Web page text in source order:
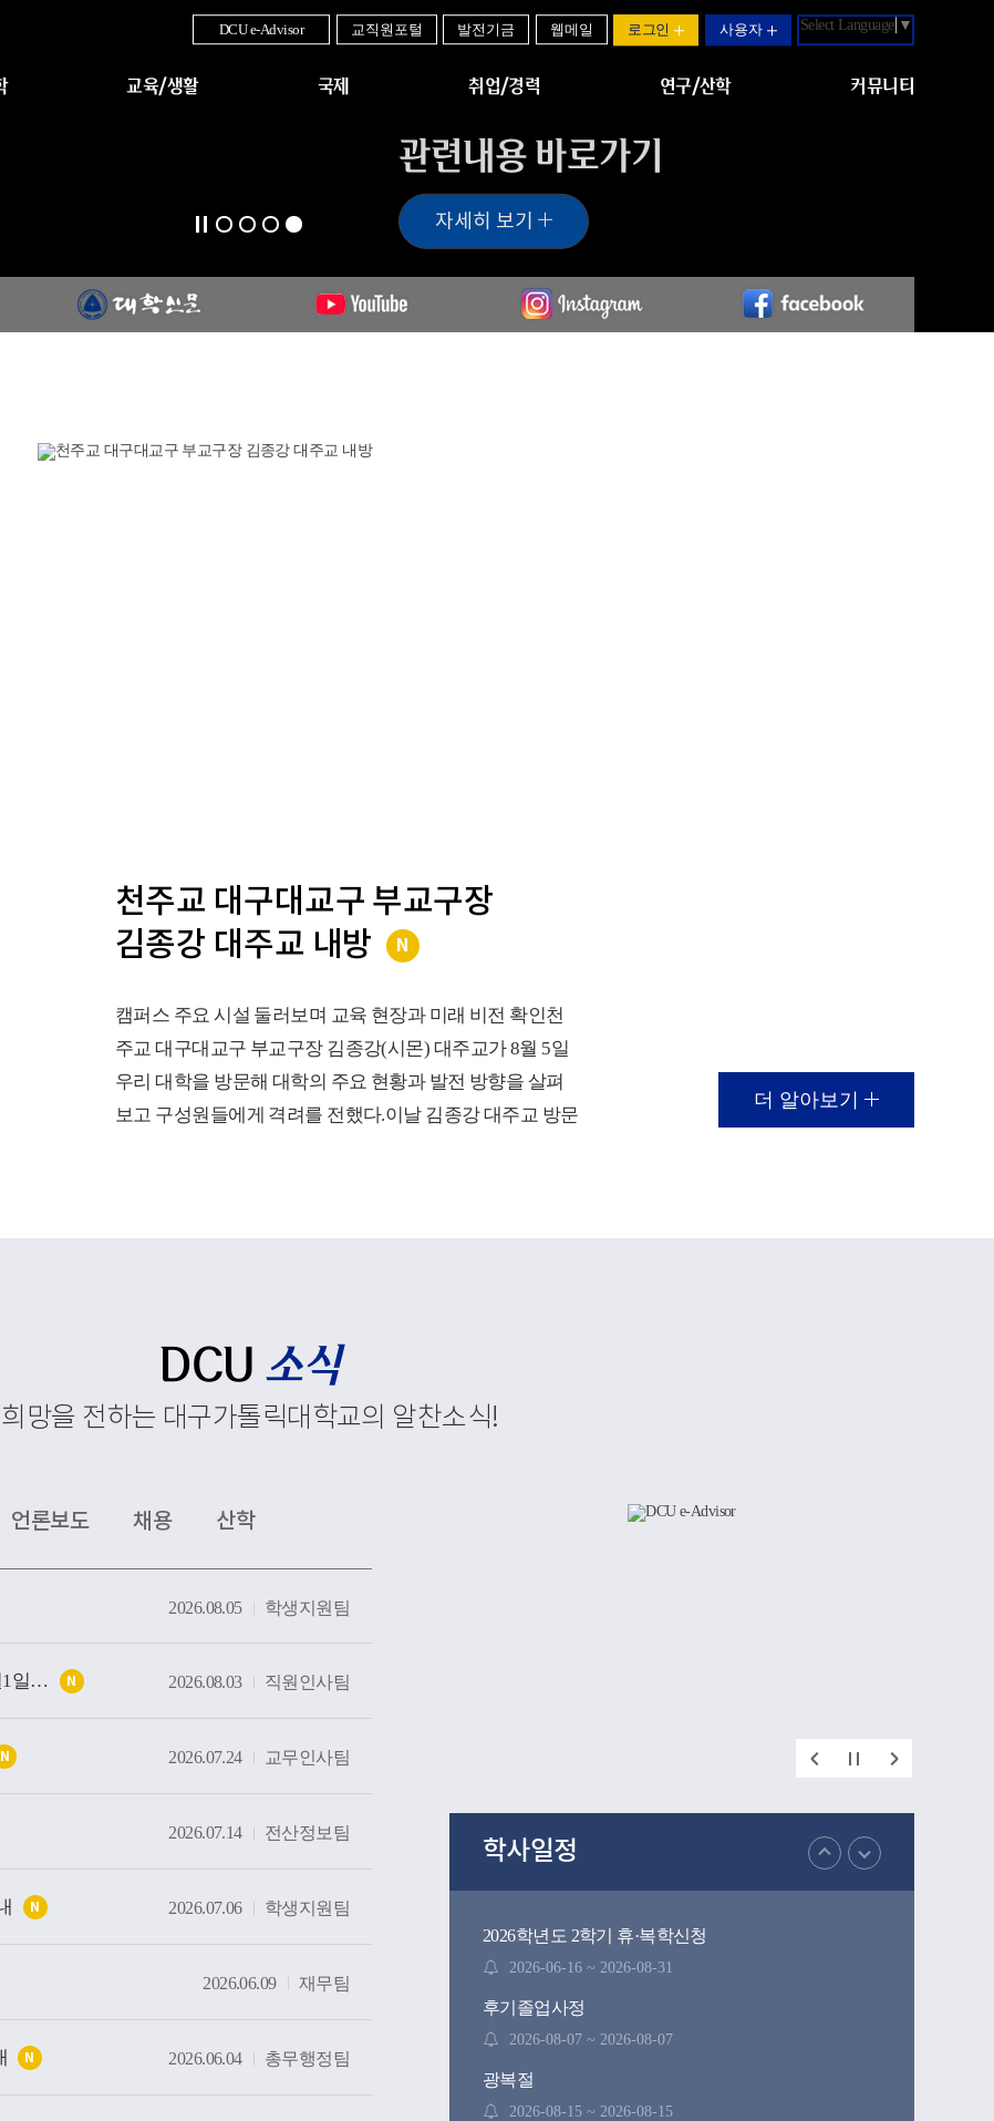
DCU e-Advisor 교직원포털 발전기금 웹메일 로그인 사용자 Select Language ▼
교육/생활 국제 취업/경력 연구/산학 커뮤니티
관련내용 바로가기
자세히 보기
천주교 대구대교구 부교구장
김종강 대주교 내방
N
캠퍼스 주요 시설 둘러보며 교육 현장과 미래 비전 확인천
주교 대구대교구 부교구장 김종강(시몬) 대주교가 8월 5일
우리 대학을 방문해 대학의 주요 현황과 발전 방향을 살펴
보고 구성원들에게 격려를 전했다.이날 김종강 대주교 방문
주요 성과와 향후 발전 방향을 공유했다. 김종강 대주교는
대학 구성원들에게 격려의 말씀을 전하고, 우리 대학의 지
속적인 발전과 구성원 모두를 위해 강복했다.이어 성당과
는 현장을 살펴봤다. 특히 대학의 역사와 전통을 간직한 공
방문은 사랑과 봉사의 교육이념을 바탕으로 인재를 양성해
온 우리 대학의 교육 방향을 공유하고, 교구와 대학이 미래
발전을 위해 지속적으로 협력하는 뜻깊은 계기가 되었다.
더 알아보기
DCU 소식
희망을 전하는 대구가톨릭대학교의 알찬소식!
언론보도 채용 산학
2026.08.05 학생지원팀
대구가톨릭대학교 행정지원직 직원 채용 공고(9월1일부) N 2026.08.03 직원인사팀
N 2026.07.24 교무인사팀
2026.07.14 전산정보팀
N 2026.07.06 학생지원팀
2026.06.09 재무팀
N 2026.06.04 총무행정팀
학사일정
2026학년도 2학기 휴·복학신청
2026-06-16 ~ 2026-08-31
후기졸업사정
2026-08-07 ~ 2026-08-07
광복절
2026-08-15 ~ 2026-08-15